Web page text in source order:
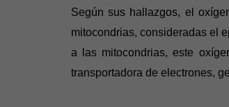
Según sus hallazgos, el
mitocondrias, consideradas el
a las mitocondrias, este
transportadora de electrones,